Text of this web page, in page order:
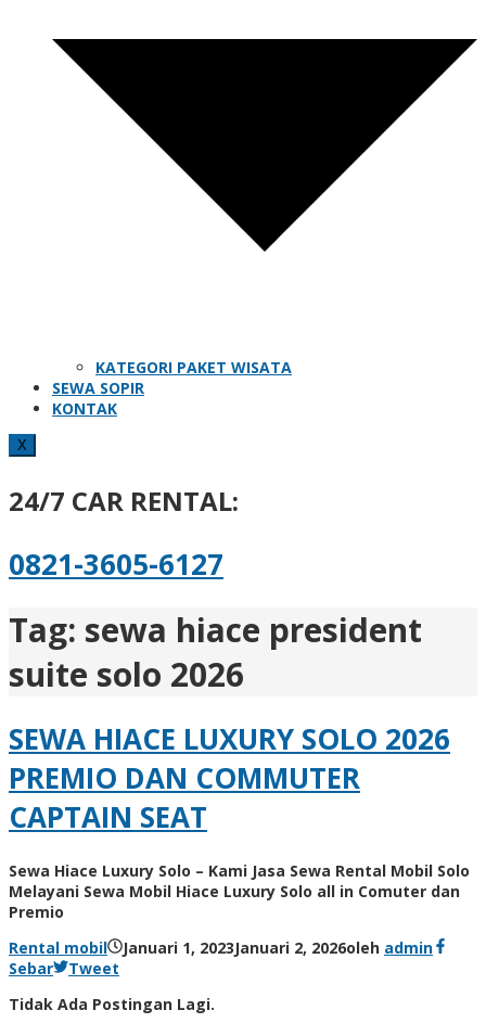
KATEGORI PAKET WISATA
SEWA SOPIR
KONTAK
X
24/7 CAR RENTAL:
0821-3605-6127
Tag: sewa hiace president
suite solo 2026
SEWA HIACE LUXURY SOLO 2026
PREMIO DAN COMMUTER
CAPTAIN SEAT
Sewa Hiace Luxury Solo – Kami Jasa Sewa Rental Mobil Solo
Melayani Sewa Mobil Hiace Luxury Solo all in Comuter dan
Premio
Rental mobil
Januari 1, 2023Januari 2, 2026oleh admin
Sebar
Tweet
Tidak Ada Postingan Lagi.